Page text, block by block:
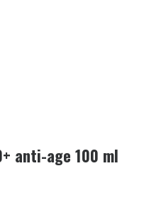
anti-age 100 ml
extra fino al